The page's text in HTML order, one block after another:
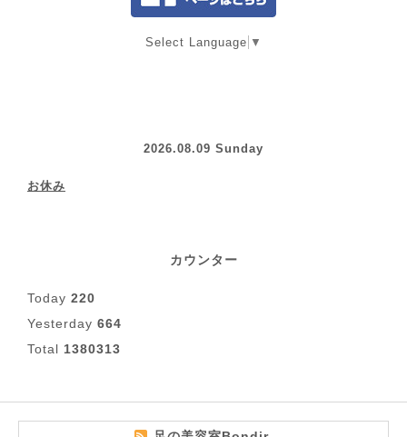
Select Language ▼
2026.08.09 Sunday
お休み
カウンター
Today 220
Yesterday 664
Total 1380313